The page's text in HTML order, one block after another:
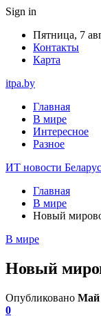
Sign in
Пятница, 7
Контакты
Карта
itpa.by
Главная
В мире
Интересное
Разное
ИТ новости
Главная
В мире
Новый
В мире
Новый
Опубликовано Май
0